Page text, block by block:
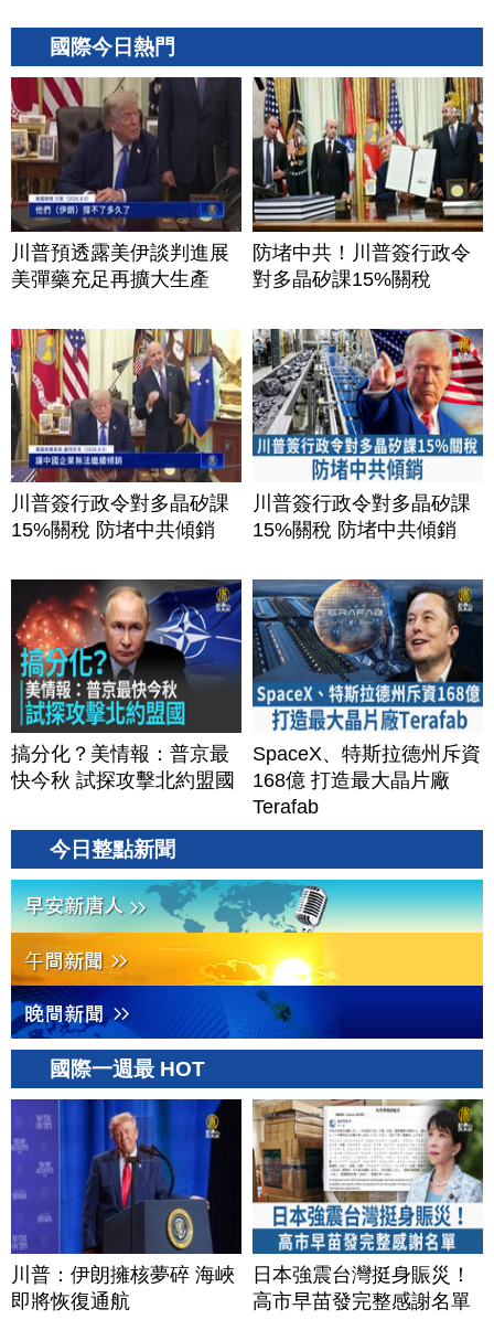
國際今日熱門
川普預透露美伊談判進展
美彈藥充足再擴大生產
防堵中共！川普簽行政令
對多晶矽課15%關稅
川普簽行政令對多晶矽課
15%關稅 防堵中共傾銷
川普簽行政令對多晶矽課
15%關稅 防堵中共傾銷
搞分化？美情報：普京最
快今秋 試探攻擊北約盟國
SpaceX、特斯拉德州斥資
168億 打造最大晶片廠
Terafab
今日整點新聞
國際一週最 HOT
川普：伊朗擁核夢碎 海峽
即將恢復通航
日本強震台灣挺身賑災！
高市早苗發完整感謝名單